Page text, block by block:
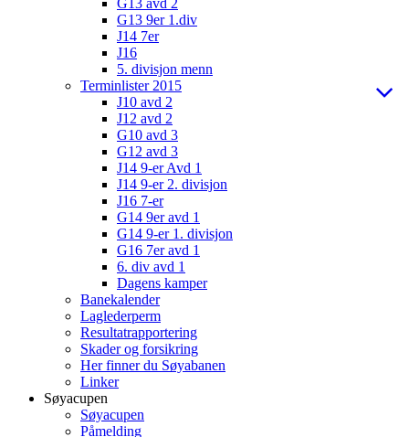
G13 avd 2
G13 9er 1.div
J14 7er
J16
5. divisjon menn
Terminlister 2015
J10 avd 2
J12 avd 2
G10 avd 3
G12 avd 3
J14 9-er Avd 1
J14 9-er 2. divisjon
J16 7-er
G14 9er avd 1
G14 9-er 1. divisjon
G16 7er avd 1
6. div avd 1
Dagens kamper
Banekalender
Laglederperm
Resultatrapportering
Skader og forsikring
Her finner du Søyabanen
Linker
Søyacupen
Søyacupen
Påmelding